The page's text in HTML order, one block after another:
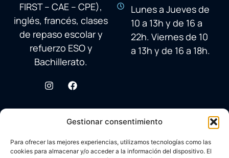
Gestionar consentimiento
Para ofrecer las mejores experiencias, utilizamos tecnologías como las
cookies para almacenar y/o acceder a la información del dispositivo. El
FIRST – CAE – CPE),
inglés, francés, clases
de repaso escolar y
refuerzo ESO y
Bachillerato.
Lunes a Jueves de
10 a 13h y de 16 a
22h. Viernes de 10
a 13h y de 16 a 18h.